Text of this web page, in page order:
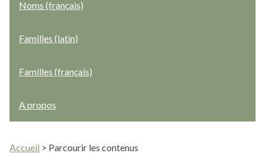
Noms (français)
Familles (latin)
Familles (français)
A propos
Accueil > Parcourir les contenus